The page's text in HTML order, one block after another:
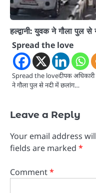
हल्द्वानी: युवक ने गौला पुल
Spread the love
Spread the loveदीपक अधिकारी
ने गौला पुल से नदी में छलांग…
Leave a Reply
Your email address
fields are marked *
Comment*